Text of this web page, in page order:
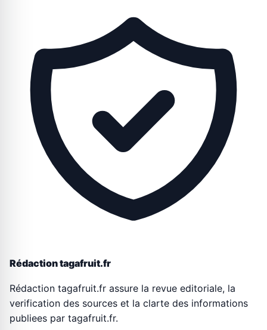
Rédaction tagafruit.fr
Rédaction tagafruit.fr assure la revue editoriale, la
verification des sources et la clarte des informations
publiees par tagafruit.fr.